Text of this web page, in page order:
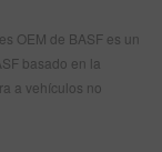
OEM de BASF es un
basado en la
a vehículos no